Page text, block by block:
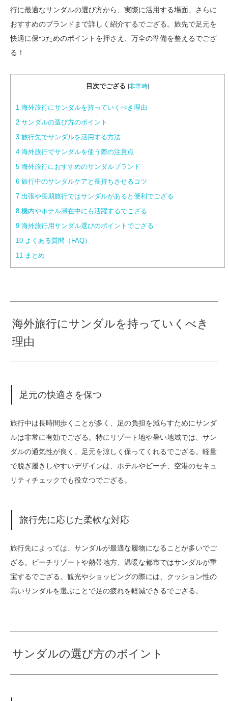
行に最適なサンダルの選び方から、実際に活用する場面、さらに
おすすめのブランドまで詳しく紹介するでござる。旅先で足元を
快適に保つためのポイントを押さえ、万全の準備を整えるでござ
る！
目次でござる [非常時]
1 海外旅行にサンダルを持っていくべき理由
2 サンダルの選び方のポイント
3 旅行先でサンダルを活用する方法
4 海外旅行でサンダルを使う際の注意点
5 海外旅行におすすめのサンダルブランド
6 旅行中のサンダルケアと長持ちさせるコツ
7 出張や長期旅行ではサンダルがあると便利でござる
8 機内やホテル滞在中にも活躍するでござる
9 海外旅行用サンダル選びのポイントでござる
10 よくある質問（FAQ）
11 まとめ
海外旅行にサンダルを持っていくべき
理由
足元の快適さを保つ
旅行中は長時間歩くことが多く、足の負担を減らすためにサンダ
ルは非常に有効でござる。特にリゾート地や暑い地域では、サン
ダルの通気性が良く、足元を涼しく保ってくれるでござる。軽量
で脱ぎ履きしやすいデザインは、ホテルやビーチ、空港のセキュ
リティチェックでも役立つでござる。
旅行先に応じた柔軟な対応
旅行先によっては、サンダルが最適な履物になることが多いでご
ざる。ビーチリゾートや熱帯地方、温暖な都市ではサンダルが重
宝するでござる。観光やショッピングの際には、クッション性の
高いサンダルを選ぶことで足の疲れを軽減できるでござる。
サンダルの選び方のポイント